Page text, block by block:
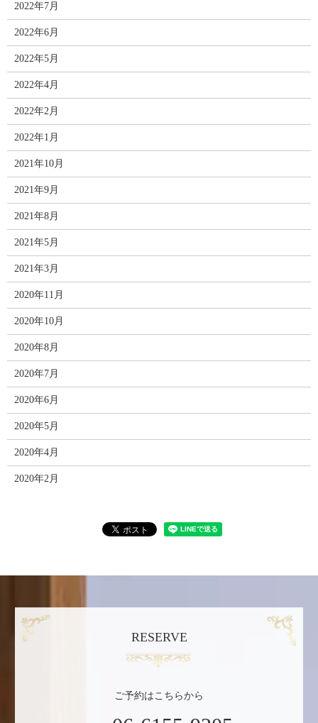
2022年7月
2022年6月
2022年5月
2022年4月
2022年2月
2022年1月
2021年10月
2021年9月
2021年8月
2021年5月
2021年3月
2020年11月
2020年10月
2020年8月
2020年7月
2020年6月
2020年5月
2020年4月
2020年2月
RESERVE
ご予約はこちらから